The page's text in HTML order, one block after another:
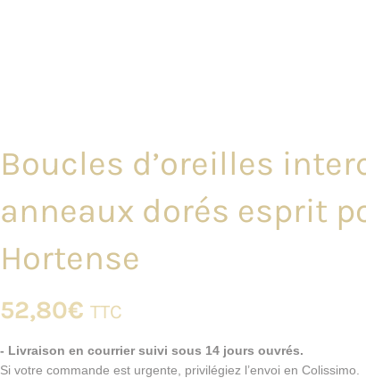
Boucles d’oreilles
anneaux dorés esprit
Hortense
52,80€ TTC
- Livraison en courrier suivi sous 14 jours ouvrés.
Si votre commande est urgente, privilégiez l’envoi en Colissimo.